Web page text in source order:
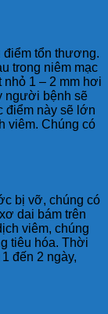
điểm tổn thương.
trong niêm mạc
nhỏ 1 – 2 mm hơi
người bệnh sẽ
điểm này sẽ lớn
viêm. Chúng có
bị vỡ, chúng có
dai bám trên
viêm, chúng
tiêu hóa. Thời
đến 2 ngày,